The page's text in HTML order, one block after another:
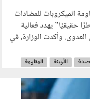
الميكروبات للمضادات
حقيقيًا” يهدد فعالية
وأكدت الوزارة، في
الأوبئة
المقاومة